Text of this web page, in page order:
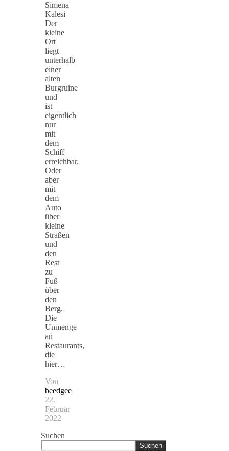
Simena
Kalesi
Der
kleine
Ort
liegt
unterhalb
einer
alten
Burgruine
und
ist
eigentlich
nur
mit
dem
Schiff
erreichbar.
Oder
aber
mit
dem
Auto
über
kleine
Straßen
und
den
Rest
zu
Fuß
über
den
Berg.
Die
Unmenge
an
Restaurants,
die
hier…
Von
beedgee
22.
Februar
2022
Suchen
Suchen